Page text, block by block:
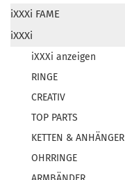
iXXXi FAME
iXXXi
iXXXi anzeigen
RINGE
CREATIV
TOP PARTS
KETTEN & ANHÄNGER
OHRRINGE